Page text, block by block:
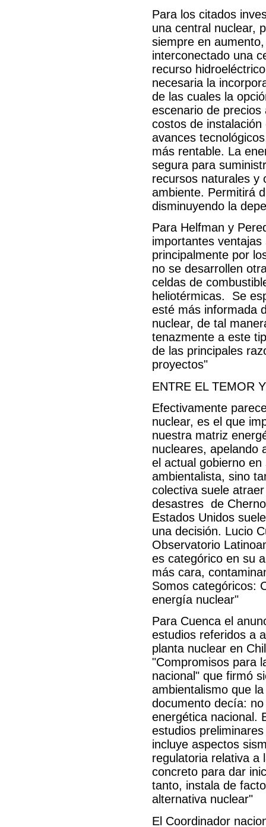
Para los citados
una central nuclear,
siempre en
interconectado una
recurso
necesaria la
de las cuales la
escenario de
costos de
avances
más rentable. La
segura para
recursos naturales y
ambiente. Permitirá
disminuyendo la
Para Helfman y
importantes
principalmente por
no se desarrollen
celdas de
heliotérmicas. Se
esté más informada
nuclear, de tal
tenazmente a este
de las principales
proyectos"
ENTRE EL TEMOR
Efectivamente
nuclear, es el que
nuestra matriz
nucleares, apelando
el actual gobierno
ambientalista, sino
colectiva suele
desastres de
Estados Unidos
una decisión. Lucio
Observatorio
es categórico en su
más cara,
Somos categóricos:
energía nuclear"
Para Cuenca el
estudios referidos a
planta nuclear en
"Compromisos para
nacional" que firmó
ambientalismo que
documento decía:
energética nacional.
estudios
incluye aspectos
regulatoria relativa a
concreto para dar
tanto, instala de
alternativa nuclear"
El Coordinador